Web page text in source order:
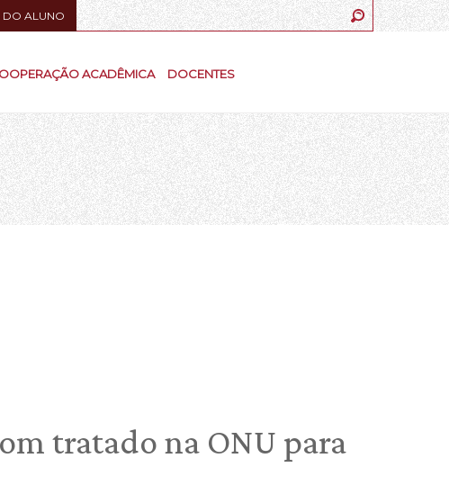
DO ALUNO
ACADÊMICA DOCENTES
tratado na ONU para